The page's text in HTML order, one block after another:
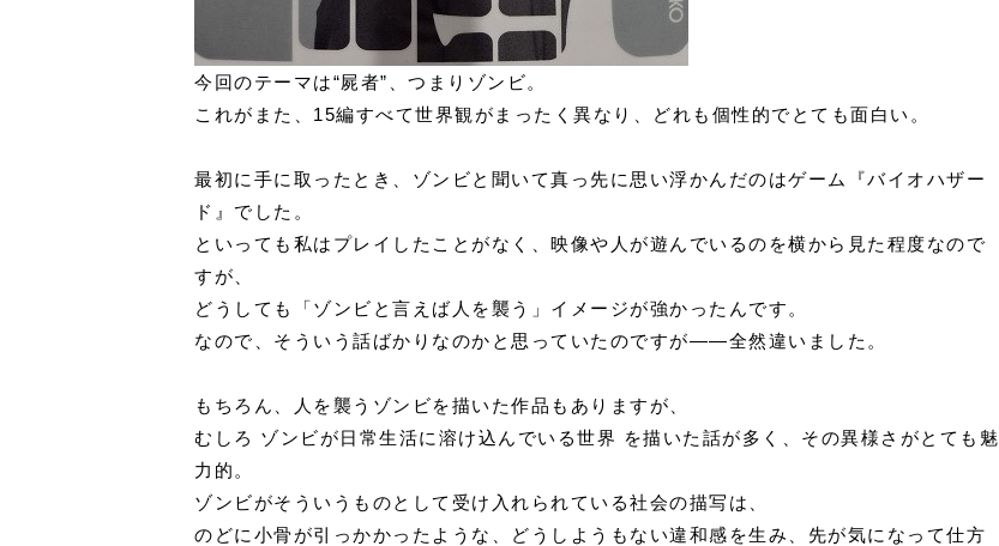
今回のテーマは“屍者”、つまりゾンビ。
これがまた、15編すべて世界観がまったく異なり、どれも個性的でとても面白い。
最初に手に取ったとき、ゾンビと聞いて真っ先に思い浮かんだのはゲーム『バイオハザー
ド』でした。
といっても私はプレイしたことがなく、映像や人が遊んでいるのを横から見た程度なので
すが、
どうしても「ゾンビと言えば人を襲う」イメージが強かったんです。
なので、そういう話ばかりなのかと思っていたのですが――全然違いました。
もちろん、人を襲うゾンビを描いた作品もありますが、
むしろ ゾンビが日常生活に溶け込んでいる世界 を描いた話が多く、その異様さがとても魅
力的。
ゾンビがそういうものとして受け入れられている社会の描写は、
のどに小骨が引っかかったような、どうしようもない違和感を生み、先が気になって仕方